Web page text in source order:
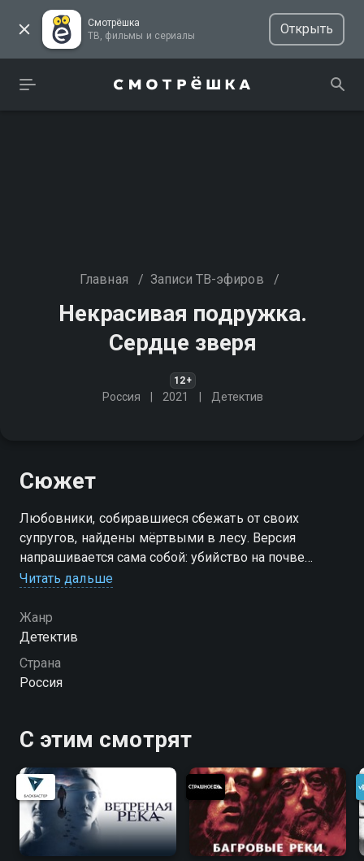
Смотрёшка
ТВ, фильмы и сериалы
Открыть
Главная / Записи ТВ-эфиров /
Некрасивая подружка.
Сердце зверя
12+
Россия 2021 Детектив
Сюжет
Любовники, собиравшиеся сбежать от своих
супругов, найдены мёртвыми в лесу. Версия
напрашивается сама собой: убийство на почве
ревности. Однако в деле есть обстоятельство,
Читать дальше
Жанр
Детектив
Страна
Россия
С этим смотрят